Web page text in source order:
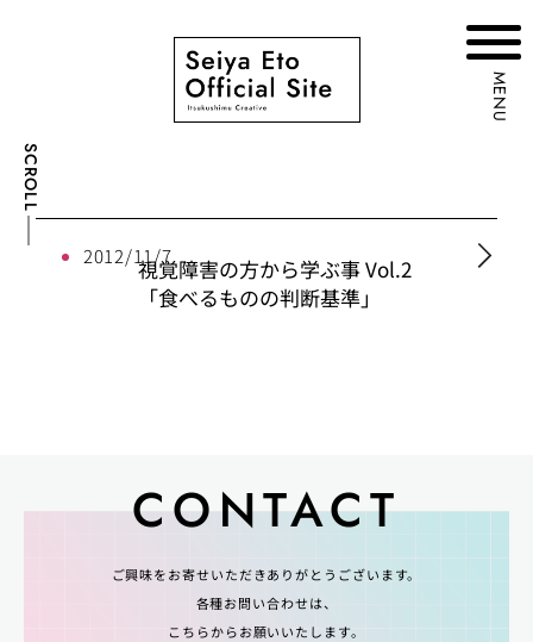
SCROLL
MENU
2012/11/7視覚障害の方から学ぶ事 Vol.2
「食べるものの判断基準」
CONTACT
ご興味をお寄せいただきありがとうございます。
各種お問い合わせは、
こちらからお願いいたします。